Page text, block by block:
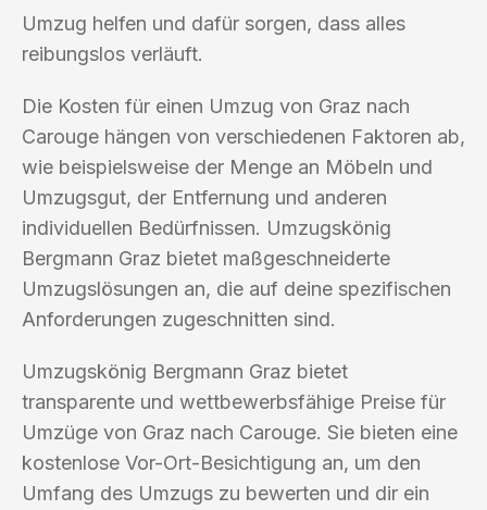
Umzug helfen und dafür sorgen, dass alles
reibungslos verläuft.
Die Kosten für einen Umzug von Graz nach
Carouge hängen von verschiedenen Faktoren ab,
wie beispielsweise der Menge an Möbeln und
Umzugsgut, der Entfernung und anderen
individuellen Bedürfnissen. Umzugskönig
Bergmann Graz bietet maßgeschneiderte
Umzugslösungen an, die auf deine spezifischen
Anforderungen zugeschnitten sind.
Umzugskönig Bergmann Graz bietet
transparente und wettbewerbsfähige Preise für
Umzüge von Graz nach Carouge. Sie bieten eine
kostenlose Vor-Ort-Besichtigung an, um den
Umfang des Umzugs zu bewerten und dir ein